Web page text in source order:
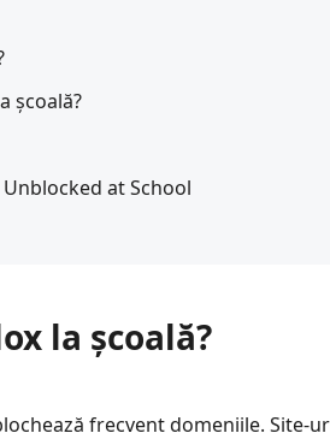
școală?
at School
la școală?
frecvent domeniile. Site-